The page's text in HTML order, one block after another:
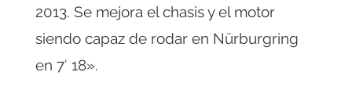
2013. Se mejora el chasis y el motor
siendo capaz de rodar en Nürburgring
en 7′ 18».